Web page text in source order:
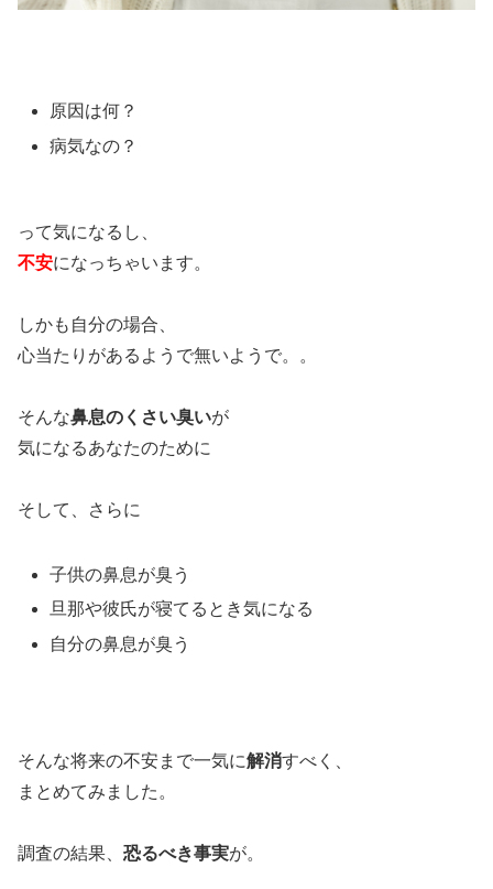
原因は何？
病気なの？
って気になるし、
不安になっちゃいます。
しかも自分の場合、
心当たりがあるようで無いようで。。
そんな鼻息のくさい臭いが
気になるあなたのために
そして、さらに
子供の鼻息が臭う
旦那や彼氏が寝てるとき気になる
自分の鼻息が臭う
そんな将来の不安まで一気に解消すべく、
まとめてみました。
調査の結果、 恐るべき事実が。